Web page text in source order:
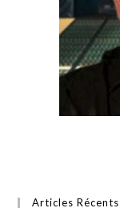
Articles Récents